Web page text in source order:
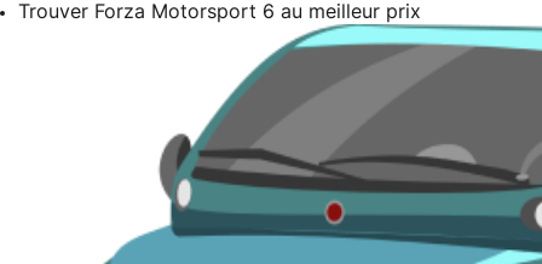
Trouver Forza Motorsport 6 au meilleur prix